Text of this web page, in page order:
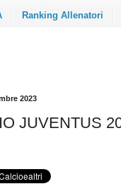
Ranking Allenatori
2023
JUVENTUS